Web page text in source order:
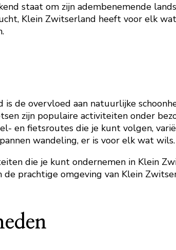
staat om zijn adembenemende
Klein Zwitserland heeft voor elk
de overvloed aan natuurlijke
zijn populaire activiteiten onder
en fietsroutes die je kunt volgen,
wandeling, er is voor elk wat wils.
die je kunt ondernemen in Klein
prachtige omgeving van Klein